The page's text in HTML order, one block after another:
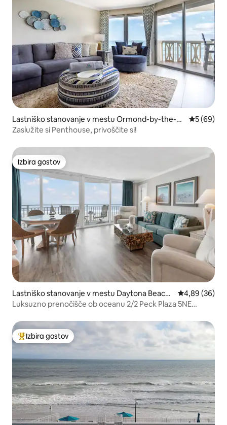
Lastniško stanovanje v mestu Ormond-by-the-Se
a
5 (69)
Zaslužite si Penthouse, privoščite si!
Izbira gostov
Izbira gostov
Lastniško stanovanje v mestu Daytona Beach
Shores
Povprečna
4,89 (36)
Luksuzno prenočišče ob oceanu 2/2 Peck Plaza 5NE
Najbolj priljubljena prenočišča z značko »Izbira gostov«
Izbira gostov